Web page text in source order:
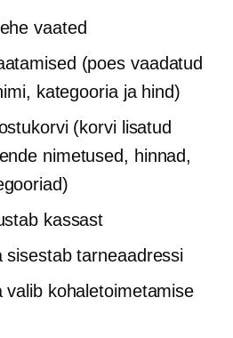
vaated
(poes vaadatud
kategooria ja hind)
(korvi lisatud
nimetused, hinnad,
kassast
sisestab tarneaadressi
valib kohaletoimetamise